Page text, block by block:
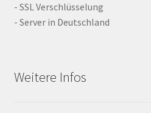
- SSL Verschlüsselung
- Server in Deutschland
Weitere Infos